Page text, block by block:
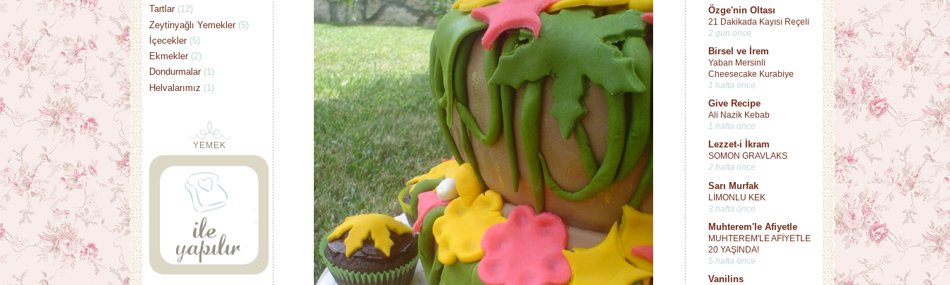
Özge'nin Oltası
21 Dakikada Kayısı Reçeli
2 gün önce
Birsel ve İrem
Yaban Mersinli
Cheesecake Kurabiye
1 hafta önce
Give Recipe
Ali Nazik Kebab
1 hafta önce
Lezzet-i İkram
SOMON GRAVLAKS
2 hafta önce
Sarı Murfak
LİMONLU KEK
3 hafta önce
Muhterem'le Afiyetle
MUHTEREM'LE AFİYETLE
20 YAŞINDA!
5 hafta önce
Vanilins
Tartlar (12)
Zeytinyağlı Yemekler (5)
İçecekler (5)
Ekmekler (2)
Dondurmalar (1)
Helvalarımız (1)
YEMEK